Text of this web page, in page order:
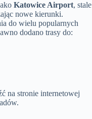
Katowice Airport, stale
nowe kierunki.
do wielu popularnych
dodano trasy do:
na stronie internetowej